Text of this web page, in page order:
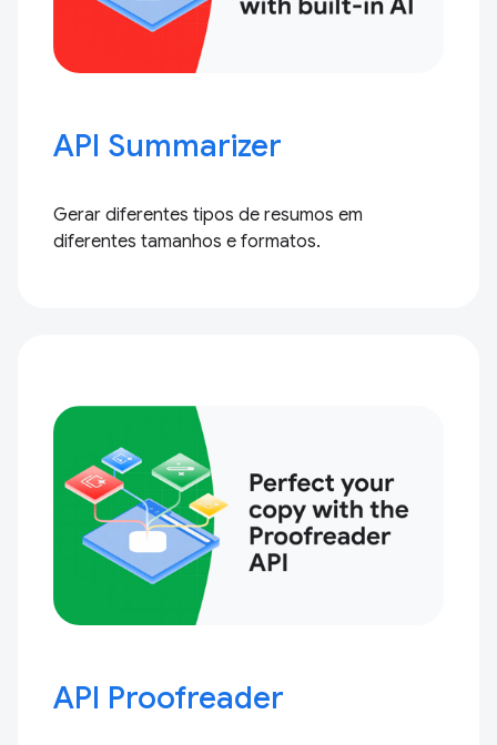
API Summarizer
Gerar diferentes tipos de resumos em
diferentes tamanhos e formatos.
API Proofreader